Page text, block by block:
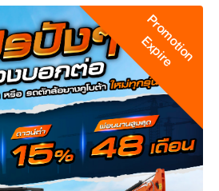
Promotion
Expire